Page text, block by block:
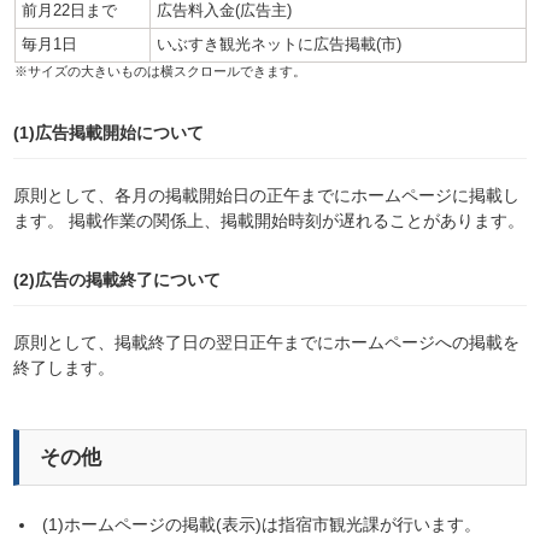
前月22日まで
広告料入金(広告主)
毎月1日
いぶすき観光ネットに広告掲載(市)
(1)広告掲載開始について
原則として、各月の掲載開始日の正午までにホームページに掲載し
ます。 掲載作業の関係上、掲載開始時刻が遅れることがあります。
(2)広告の掲載終了について
原則として、掲載終了日の翌日正午までにホームページへの掲載を
終了します。
その他
(1)ホームページの掲載(表示)は指宿市観光課が行います。